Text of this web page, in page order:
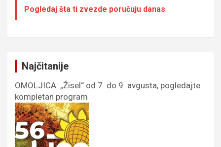
Pogledaj šta ti zvezde poručuju danas
Najčitanije
OMOLJICA: „Žisel“ od 7. do 9. avgusta, pogledajte
kompletan program